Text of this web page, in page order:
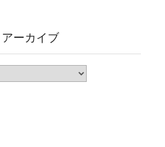
アーカイブ